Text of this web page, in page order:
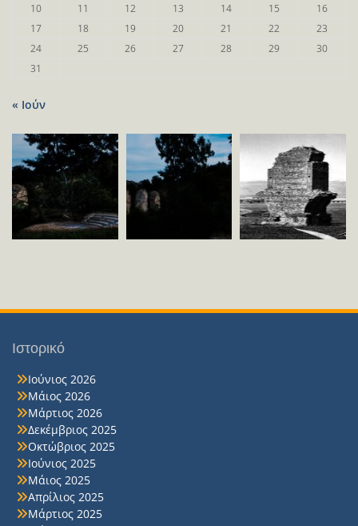
10
11 12 13 14 15
16
17
18 19 20 21 22
23
24
25 26 27 28 29
30
31
« Ιούν
Ιστορικό
Ιούνιος 2026
Μάιος 2026
Μάρτιος 2026
Δεκέμβριος 2025
Οκτώβριος 2025
Ιούνιος 2025
Μάιος 2025
Απρίλιος 2025
Μάρτιος 2025